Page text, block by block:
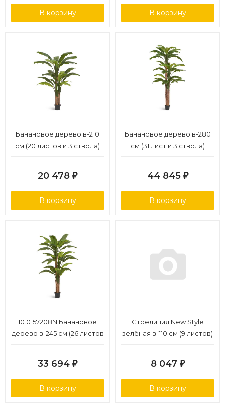
В корзину В корзину
Банановое дерево в-210
см (20 листов и 3 ствола)
20 478 ₽
В корзину
Банановое дерево в-280
см (31 лист и 3 ствола)
44 845 ₽
В корзину
10.0157208N Банановое
дерево в-245 см (26 листов
33 694 ₽
В корзину
Стрелиция New Style
зелёная в-110 см (9 листов)
8 047 ₽
В корзину